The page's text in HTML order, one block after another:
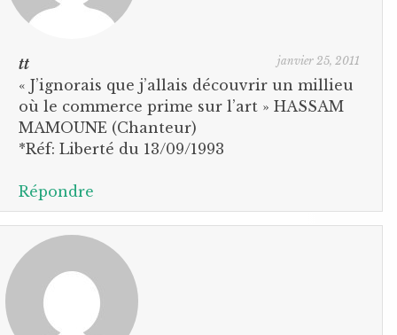
tt janvier 25, 2011
« J’ignorais que j’allais découvrir un millieu
où le commerce prime sur l’art » HASSAM
MAMOUNE (Chanteur)
*Réf: Liberté du 13/09/1993
Répondre